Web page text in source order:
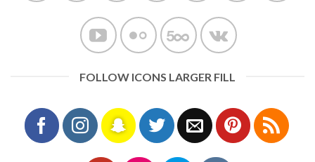
FOLLOW ICONS LARGER FILL